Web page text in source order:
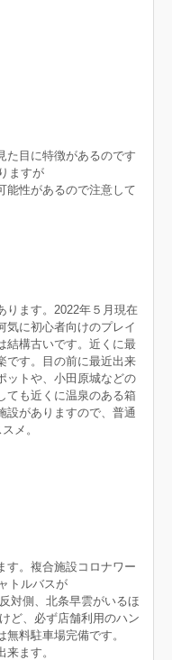
た目に特徴があるのです
ますが
能性があるので注意して
ります。2022年５月現在
気に初心者向けのプレイ
結構古いです。近くに最
です。目の前に最近出来
ットや、小田原城などの
ても近くに温泉のある箱
設がありますので、普通
メ。
す。複合施設コロナワー
トルバスが
対側、北条早雲がいるほ
ど、必ず店舗利用のハン
料駐車場完備です。
ます。